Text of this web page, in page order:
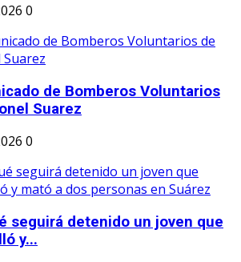
0
de Bomberos Voluntarios
Suarez
0
seguirá detenido un joven que
y...